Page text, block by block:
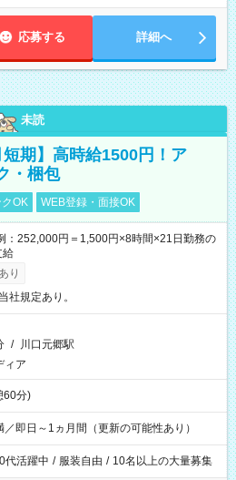
応募する 詳細へ
未読
短期】高時給1500円！ア
・梱包
OK WEB登録・面接OK
：252,000円＝1,500円×8時間×21日勤務の
給
り
社規定あり。
/ 川口元郷駅
ィア
60分)
即日～1ヵ月間（更新の可能性あり）
代活躍中 / 服装自由 / 10名以上の大量募集